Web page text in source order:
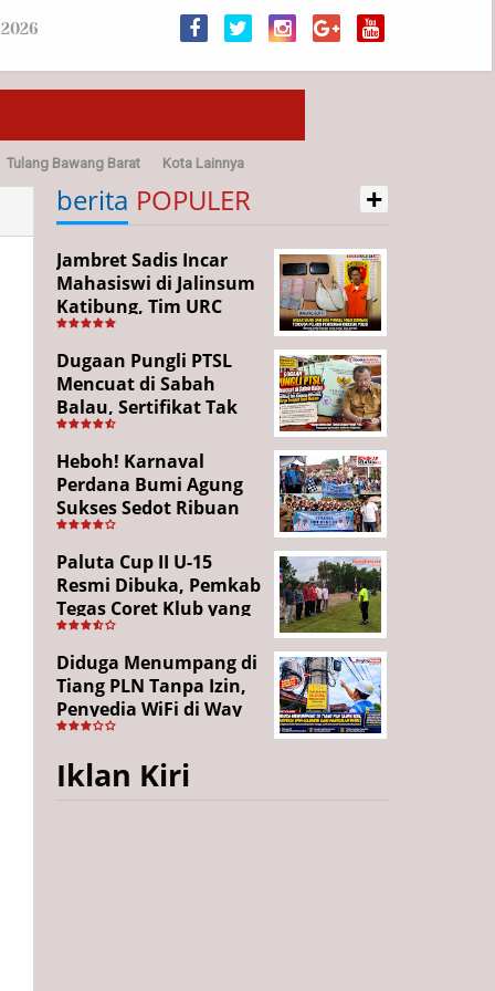
Tulang Bawang Barat Kota Lainnya
berita POPULER +
Jambret Sadis Incar
Mahasiswi di Jalinsum
Katibung, Tim URC
Ringkus Pelaku dan
Sita Barang Bukti
Dugaan Pungli PTSL
Mencuat di Sabah
Balau, Sertifikat Tak
Kunjung Diterima,
Warga Tempuh Jalur
Hukum
Heboh! Karnaval
Perdana Bumi Agung
Sukses Sedot Ribuan
Penonton, Enam
Lingkungan Tampil All
Out
Paluta Cup II U-15
Resmi Dibuka, Pemkab
Tegas Coret Klub yang
Gunakan Pemain Luar
Daerah
Diduga Menumpang di
Tiang PLN Tanpa Izin,
Penyedia WiFi di Way
Kanan Mangkir dari
Iklan Kiri